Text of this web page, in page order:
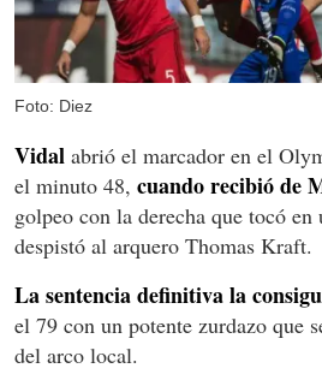
Foto: Diez
Vidal abrió el marcador en el
el minuto 48, cuando recibió de
golpeo con la derecha que tocó en
despistó al arquero Thomas Kraft.
La sentencia definitiva la
el 79 con un potente zurdazo que
del arco local.